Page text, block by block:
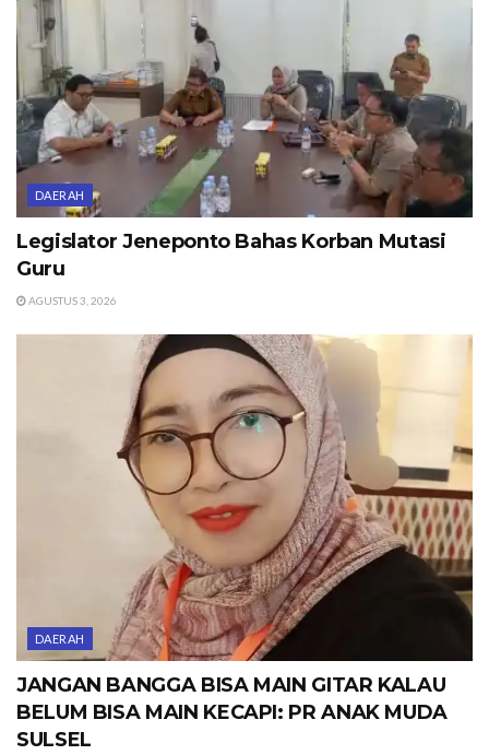
DAERAH
Legislator Jeneponto Bahas Korban Mutasi
Guru
AGUSTUS 3, 2026
DAERAH
JANGAN BANGGA BISA MAIN GITAR KALAU
BELUM BISA MAIN KECAPI: PR ANAK MUDA
SULSEL